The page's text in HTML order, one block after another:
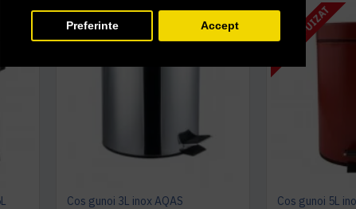
Preferinte Accept
Cos gunoi 3L inox AQAS
STOC EPUIZAT
Cos gunoi 5L